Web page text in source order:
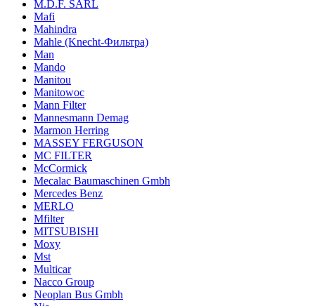
M.D.F. SARL
Mafi
Mahindra
Mahle (Knecht-Фильтра)
Man
Mando
Manitou
Manitowoc
Mann Filter
Mannesmann Demag
Marmon Herring
MASSEY FERGUSON
MC FILTER
McCormick
Mecalac Baumaschinen Gmbh
Mercedes Benz
MERLO
Mfilter
MITSUBISHI
Moxy
Mst
Multicar
Nacco Group
Neoplan Bus Gmbh